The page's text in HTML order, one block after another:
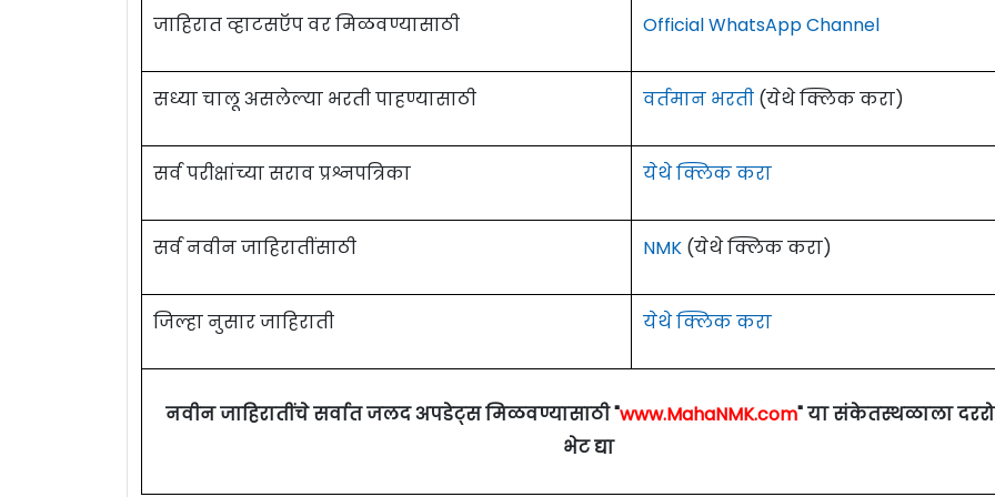
जाहिरात व्हाटसऍप वर मिळवण्यासाठी Official WhatsApp Channel
सध्या चालू असलेल्या भरती पाहण्यासाठी वर्तमान भरती (येथे क्लिक करा)
सर्व परीक्षांच्या सराव प्रश्नपत्रिका येथे क्लिक करा
सर्व नवीन जाहिरातींसाठी NMK (येथे क्लिक करा)
जिल्हा नुसार जाहिराती येथे क्लिक करा
नवीन जाहिरातींचे सर्वात जलद अपडेट्स मिळवण्यासाठी "www.MahaNMK.com" या संकेतस्थळाला
भेट द्या